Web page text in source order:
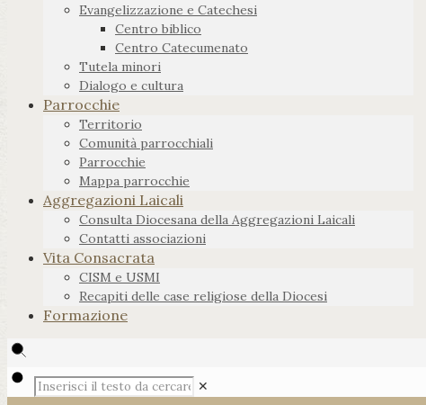
Evangelizzazione e Catechesi
Centro biblico
Centro Catecumenato
Tutela minori
Dialogo e cultura
Parrocchie
Territorio
Comunità parrocchiali
Parrocchie
Mappa parrocchie
Aggregazioni Laicali
Consulta Diocesana della Aggregazioni Laicali
Contatti associazioni
Vita Consacrata
CISM e USMI
Recapiti delle case religiose della Diocesi
Formazione
✕